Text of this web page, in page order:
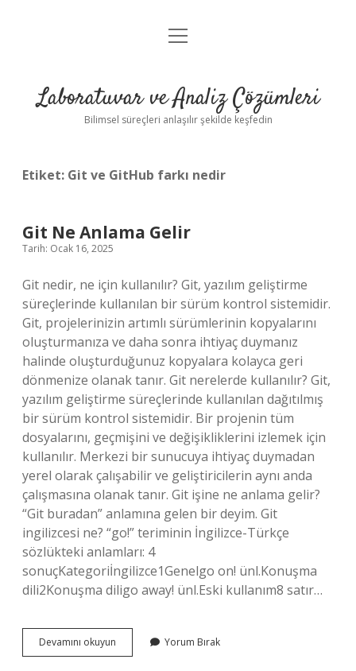
Anasayfa
Yasal Uyarı
menüyü
Laboratuvar ve Analiz Çözümleri
Bilimsel süreçleri anlaşılır şekilde keşfedin
Etiket: Git ve GitHub farkı nedir
Git Ne Anlama Gelir
Tarih: Ocak 16, 2025
Git nedir, ne için kullanılır? Git, yazılım geliştirme
süreçlerinde kullanılan bir sürüm kontrol sistemidir.
Git, projelerinizin artımlı sürümlerinin kopyalarını
oluşturmanıza ve daha sonra ihtiyaç duymanız
halinde oluşturduğunuz kopyalara kolayca geri
dönmenize olanak tanır. Git nerelerde kullanılır? Git,
yazılım geliştirme süreçlerinde kullanılan dağıtılmış
bir sürüm kontrol sistemidir. Bir projenin tüm
dosyalarını, geçmişini ve değişikliklerini izlemek için
kullanılır. Merkezi bir sunucuya ihtiyaç duymadan
yerel olarak çalışabilir ve geliştiricilerin aynı anda
çalışmasına olanak tanır. Git işine ne anlama gelir?
“Git buradan” anlamına gelen bir deyim. Git
ingilizcesi ne? “go!” teriminin İngilizce-Türkçe
sözlükteki anlamları: 4
sonuçKategoriİngilizce1Genelgo on! ünl.Konuşma
dili2Konuşma diligo away! ünl.Eski kullanım8 satır…
Devamını okuyun
Ne
Yorum Bırak